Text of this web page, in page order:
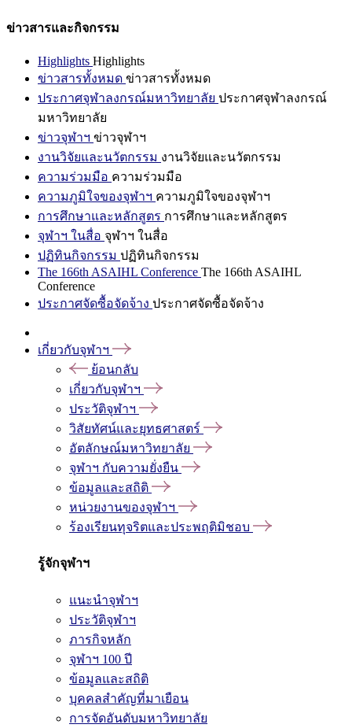
ข่าวสารและกิจกรรม
Highlights Highlights
ข่าวสารทั้งหมด ข่าวสารทั้งหมด
ประกาศจุฬาลงกรณ์มหาวิทยาลัย ประกาศจุฬาลงกรณ์
มหาวิทยาลัย
ข่าวจุฬาฯ ข่าวจุฬาฯ
งานวิจัยและนวัตกรรม งานวิจัยและนวัตกรรม
ความร่วมมือ ความร่วมมือ
ความภูมิใจของจุฬาฯ ความภูมิใจของจุฬาฯ
การศึกษาและหลักสูตร การศึกษาและหลักสูตร
จุฬาฯ ในสื่อ จุฬาฯ ในสื่อ
ปฏิทินกิจกรรม ปฏิทินกิจกรรม
The 166th ASAIHL Conference The 166th ASAIHL
Conference
ประกาศจัดซื้อจัดจ้าง ประกาศจัดซื้อจัดจ้าง
เกี่ยวกับจุฬาฯ
ย้อนกลับ
เกี่ยวกับจุฬาฯ
ประวัติจุฬาฯ
วิสัยทัศน์และยุทธศาสตร์
อัตลักษณ์มหาวิทยาลัย
จุฬาฯ กับความยั่งยืน
ข้อมูลและสถิติ
หน่วยงานของจุฬาฯ
ร้องเรียนทุจริตและประพฤติมิชอบ
รู้จักจุฬาฯ
แนะนำจุฬาฯ
ประวัติจุฬาฯ
ภารกิจหลัก
จุฬาฯ 100 ปี
ข้อมูลและสถิติ
บุคคลสำคัญที่มาเยือน
การจัดอันดับมหาวิทยาลัย